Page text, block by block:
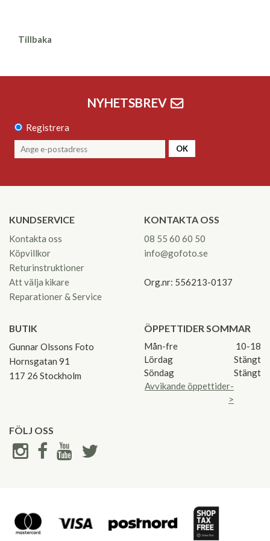
Tillbaka
NYHETSBREV
Registrera
OK
KUNDSERVICE
Kontakta oss
Köpvillkor
Returinstruktioner
Att välja kikare
Reparationer & Service
KONTAKTA OSS
08 55 60 60 50
info@gofoto.se
Org.nr: 556213-0137
BUTIK
Gunnar Olssons Foto
Hornsgatan 91
117 26 Stockholm
ÖPPETTIDER SOMMAR
Mån-fre
10-18
Lördag
Stängt
Söndag
Stängt
Avvikande öppettider-
>
FÖLJ OSS